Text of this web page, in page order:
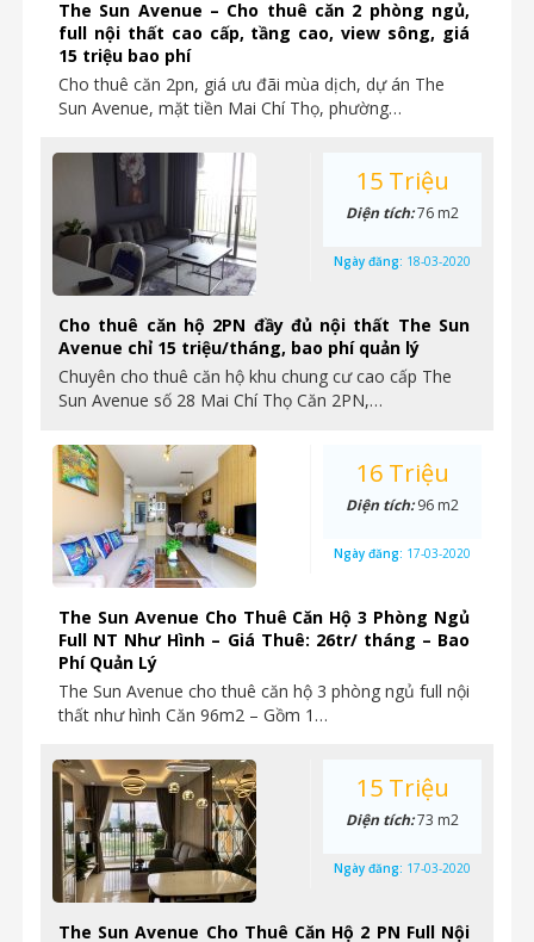
The Sun Avenue – Cho thuê căn 2 phòng ngủ,
full nội thất cao cấp, tầng cao, view sông, giá
15 triệu bao phí
Cho thuê căn 2pn, giá ưu đãi mùa dịch, dự án The
Sun Avenue, mặt tiền Mai Chí Thọ, phường…
Cho thuê căn hộ 2PN đầy đủ nội thất The Sun
Avenue chỉ 15 triệu/tháng, bao phí quản lý
Chuyên cho thuê căn hộ khu chung cư cao cấp The
Sun Avenue số 28 Mai Chí Thọ Căn 2PN,…
15 Triệu
Diện tích:76 m2
Ngày đăng: 18-03-2020
The Sun Avenue Cho Thuê Căn Hộ 3 Phòng Ngủ
Full NT Như Hình – Giá Thuê: 26tr/ tháng – Bao
Phí Quản Lý
The Sun Avenue cho thuê căn hộ 3 phòng ngủ full nội
thất như hình Căn 96m2 – Gồm 1…
16 Triệu
Diện tích:96 m2
Ngày đăng: 17-03-2020
The Sun Avenue Cho Thuê Căn Hộ 2 PN Full Nội
15 Triệu
Diện tích:73 m2
Ngày đăng: 17-03-2020